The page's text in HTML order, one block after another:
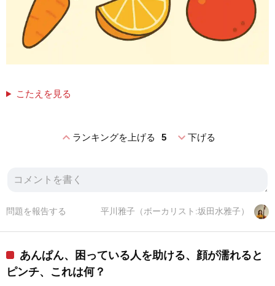
こたえを見る
expand_lessランキングを上げる 5 expand_more下げる
平川雅子（ボーカリスト:坂田水雅子）
問題を報告する
あんぱん、困っている人を助ける、顔が濡れると
ピンチ、これは何？